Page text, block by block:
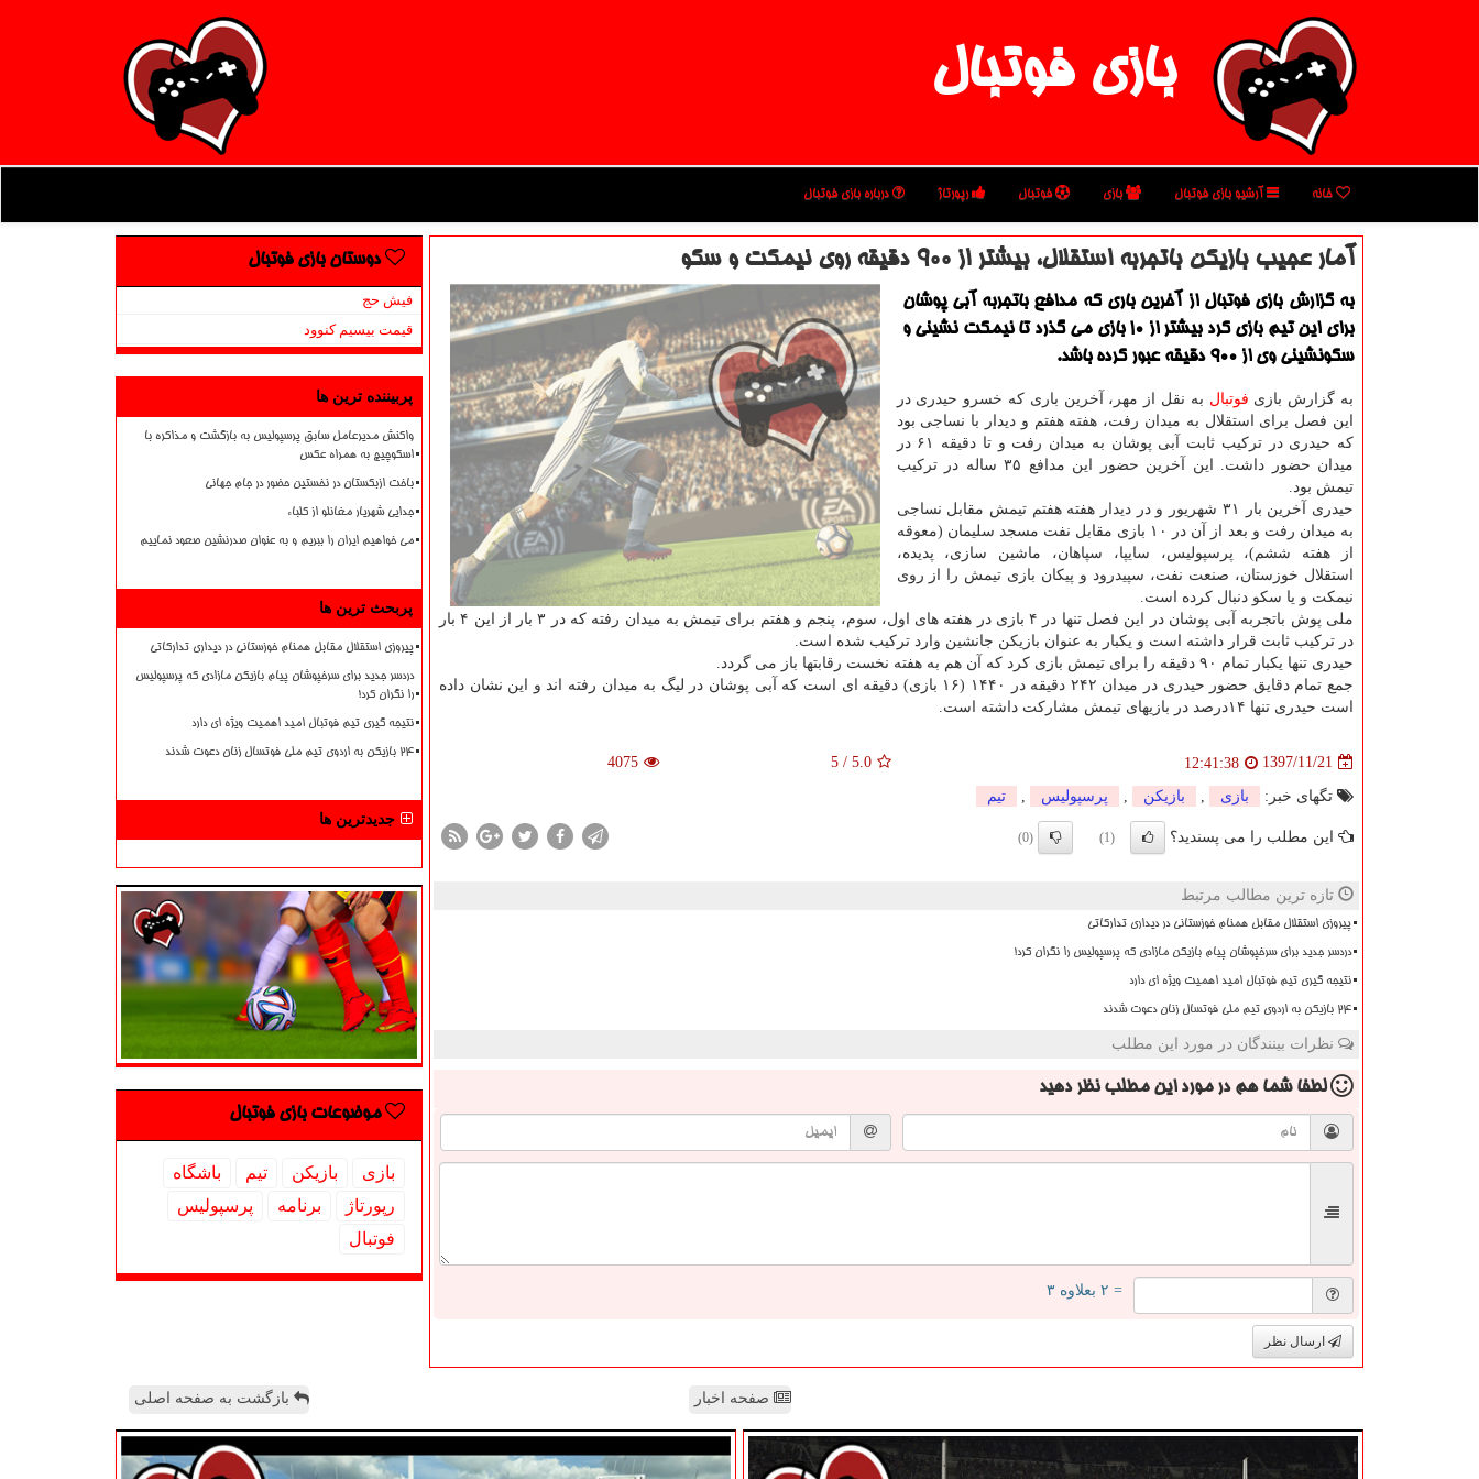
بازی فوتبال
خانه آرشیو بازی فوتبال بازی فوتبال رپورتاژ درباره بازی فوتبال
آمار عجیب بازیكن باتجربه استقلال، بیشتر از ۹۰۰ دقیقه روی نیمكت و سكو
به گزارش بازی فوتبال از آخرین باری كه مدافع باتجربه آبی پوشان
برای این تیم بازی كرد بیشتر از ۱۰ بازی می گذرد تا نیمكت نشینی و
سكونشینی وی از ۹۰۰ دقیقه عبور كرده باشد.
به گزارش بازی فوتبال به نقل از مهر، آخرین باری كه خسرو حیدری در
این فصل برای استقلال به میدان رفت، هفته هفتم و دیدار با نساجی بود
كه حیدری در تركیب ثابت آبی پوشان به میدان رفت و تا دقیقه ۶۱ در
میدان حضور داشت. این آخرین حضور این مدافع ۳۵ ساله در تركیب
تیمش بود.
حیدری آخرین بار ۳۱ شهریور و در دیدار هفته هفتم تیمش مقابل نساجی
به میدان رفت و بعد از آن در ۱۰ بازی مقابل نفت مسجد سلیمان (معوقه
از هفته ششم)، پرسپولیس، سایپا، سپاهان، ماشین سازی، پدیده،
استقلال خوزستان، صنعت نفت، سپیدرود و پیكان بازی تیمش را از روی
نیمكت و یا سكو دنبال كرده است.
ملی پوش باتجربه آبی پوشان در این فصل تنها در ۴ بازی در هفته های اول، سوم، پنجم و هفتم برای تیمش به میدان رفته كه در ۳ بار از این ۴ بار
در تركیب ثابت قرار داشته است و یكبار به عنوان بازیكن جانشین وارد تركیب شده است.
حیدری تنها یكبار تمام ۹۰ دقیقه را برای تیمش بازی كرد كه آن هم به هفته نخست رقابتها باز می گردد.
جمع تمام دقایق حضور حیدری در میدان ۲۴۲ دقیقه در ۱۴۴۰ (۱۶ بازی) دقیقه ای است كه آبی پوشان در لیگ به میدان رفته اند و این نشان داده
است حیدری تنها ۱۴درصد در بازیهای تیمش مشاركت داشته است.
1397/11/21
12:41:38
5.0
/
5
4075
تگهای خبر: بازی بازیكن پرسپولیس تیم
این مطلب را می پسندید؟ (1)
(0)
تازه ترین مطالب مرتبط
پیروزی استقلال مقابل همنام خوزستانی در دیداری تدارکاتی
دردسر جدید برای سرخپوشان پیام بازیکن مازادی که پرسپولیس را نگران کرد!
نتیجه گیری تیم فوتبال امید اهمیت ویژه ای دارد
۲۴ بازیکن به اردوی تیم ملی فوتسال زنان دعوت شدند
نظرات بینندگان در مورد این مطلب
لطفا شما همدر مورد این مطلب نظر دهید
= ۲ بعلاوه ۳
ارسال نظر
دوستان بازی فوتبال
فیش حج
قیمت بیسیم کنوود
پربیننده ترین ها
واکنش مدیرعامل سابق پرسپولیس به بازگشت و مذاکره با
اسکوچیچ به همراه عکس
باخت ازبکستان در نخستین حضور در جام جهانی
جدایی شهریار مغانلو از کلباء
می خواهیم ایران را ببریم و به عنوان صدرنشین صعود نماییم
پربحث ترین ها
پیروزی استقلال مقابل همنام خوزستانی در دیداری تدارکاتی
دردسر جدید برای سرخپوشان پیام بازیکن مازادی که پرسپولیس
را نگران کرد!
نتیجه گیری تیم فوتبال امید اهمیت ویژه ای دارد
۲۴ بازیکن به اردوی تیم ملی فوتسال زنان دعوت شدند
جدیدترین ها
موضوعات بازی فوتبال
بازی بازیكن تیم
باشگاه
رپورتاژ
برنامه
پرسپولیس
فوتبال
صفحه اخبار بازگشت به صفحه اصلی